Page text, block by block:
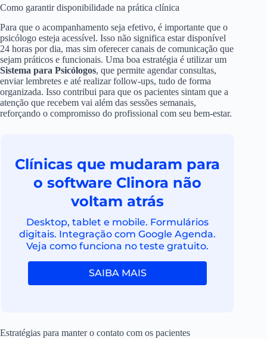
Como garantir disponibilidade na prática clínica
Para que o acompanhamento seja efetivo, é importante que o
psicólogo esteja acessível. Isso não significa estar disponível
24 horas por dia, mas sim oferecer canais de comunicação que
sejam práticos e funcionais. Uma boa estratégia é utilizar um
Sistema para Psicólogos, que permite agendar consultas,
enviar lembretes e até realizar follow-ups, tudo de forma
organizada. Isso contribui para que os pacientes sintam que a
atenção que recebem vai além das sessões semanais,
reforçando o compromisso do profissional com seu bem-estar.
Clínicas que mudaram para
o software Clinora não
voltam atrás
Desktop, tablet e mobile. Formulários
digitais. Integração com Google Agenda.
Veja como funciona no teste gratuito.
SAIBA MAIS
Estratégias para manter o contato com os pacientes